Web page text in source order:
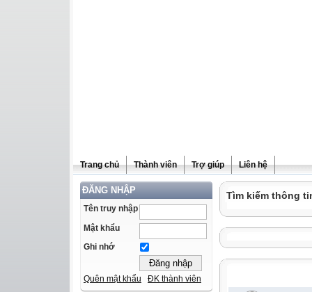
Trang chủ Thành viên Trợ giúp Liên hệ
ĐĂNG NHẬP
Tên truy nhập
Mật khẩu
Ghi nhớ
Quên mật khẩu ĐK thành viên
Tìm kiếm thông